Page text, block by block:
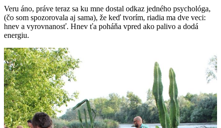
Veru áno, práve teraz sa ku mne dostal odkaz jedného psychológa,
(čo som spozorovala aj sama), že keď tvorím, riadia ma dve veci:
hnev a vyrovnanosť. Hnev ťa poháňa vpred ako palivo a dodá
energiu.